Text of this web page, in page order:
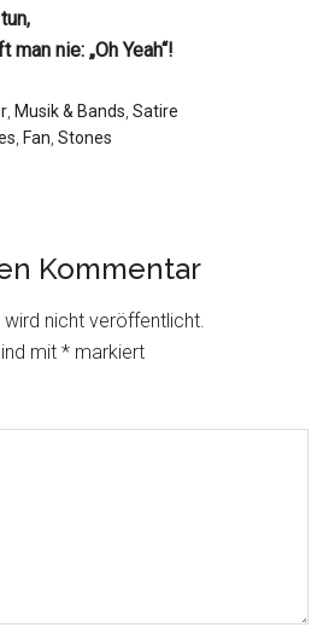
nie: „Oh Yeah“!
Musik & Bands ,Satire
Fan ,Stones
Kommentar
wird nicht veröffentlicht.
mit* markiert